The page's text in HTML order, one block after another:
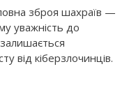
зброя шахраїв —
уважність до
залишається
від кіберзлочинців.